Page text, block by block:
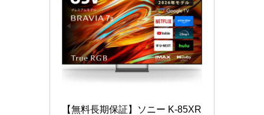
【無料長期保証】ソニー K-85XR